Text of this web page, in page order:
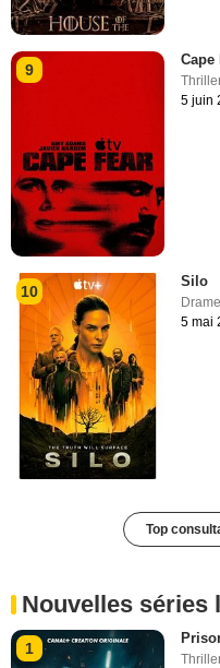
9
Cape
5 juin
10
Silo
Drame
5 mai
Top
Nouvelles séries
1